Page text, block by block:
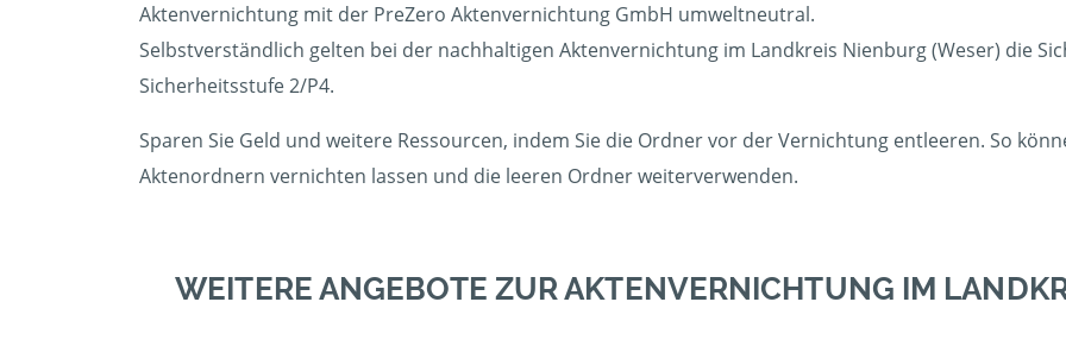
Aktenvernichtung mit der PreZero Aktenvernichtung GmbH umweltneutral.
Selbstverständlich gelten bei der nachhaltigen Aktenvernichtung im Landkreis Nienburg (Weser) die
Sicherheitsstufe 2/P4.
Sparen Sie Geld und weitere Ressourcen, indem Sie die Ordner vor der Vernichtung entleeren. So
Aktenordnern vernichten lassen und die leeren Ordner weiterverwenden.
WEITERE ANGEBOTE ZUR AKTENVERNICHTUNG IM